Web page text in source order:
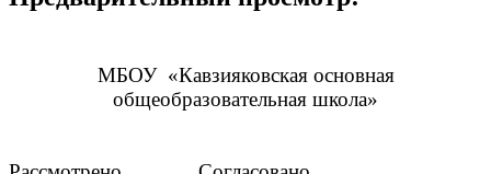
МБОУ «Кавзияковская основная
общеобразовательная школа»